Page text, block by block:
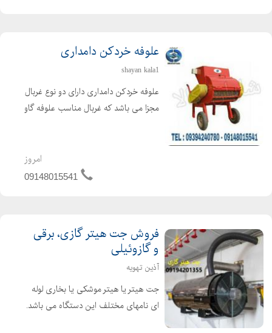
علوفه خردکن دامداری
shayan kala1
علوفه خردکن دامداری دارای دو نوع غربال
مجزا می باشد که غربال مناسب علوفه گاو
تیغه های تعبیه شده ثابت در بدنه و تیغه
امروز
09148015541
فروش جت هیتر گازی، برقی
و گازوئیلی
آذین تهویه
جت هیتر یا هیتر موشکی یا بخاری لوله
ای نامهای مختلف این دستگاه می باشد.